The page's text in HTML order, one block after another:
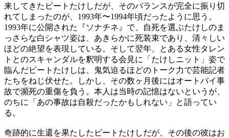
来してきたビートたけしだが、そのバランスが完全に振り切
れてしまったのが、1993年〜1994年頃だったように思う。
1993年に公開された『ソナチネ』で、自死を選ぶたけしのま
っさらな白シャツ姿は、あきらかに死装束であり、清々しい
ほどの絶望を表現している。そして翌年、とある女性タレン
トとのスキャンダルを釈明する会見に「たけしニット」姿で
臨んだビートたけしは、鬼気迫るほどのトーク力で芸能記者
たちをねじ伏せた。しかし、その数ヶ月後にはオートバイ事
故で瀕死の重傷を負う。本人は当時の記憶はないというが、
のちに「あの事故は自殺だったかもしれない」と語ってい
る。
奇跡的に生還を果たしたビートたけしだが、その後の彼はお